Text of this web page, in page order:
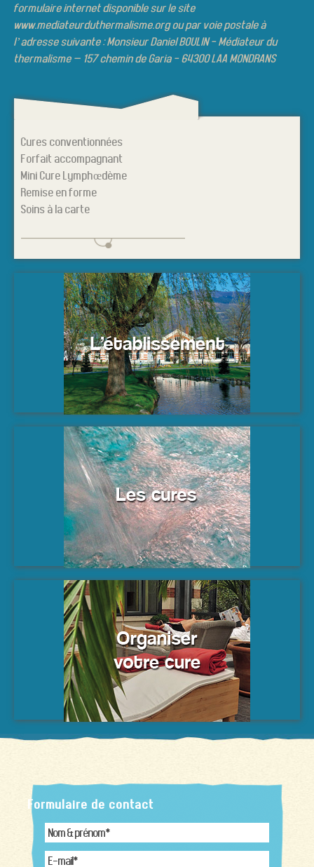
formulaire internet disponible sur le site
www.mediateurduthermalisme.orgou par voie postale à
l’adresse suivante : Monsieur Daniel BOULIN - Médiateur du
thermalisme – 157 chemin de Garia - 64300 LAA MONDRANS
Cures conventionnées
Forfait accompagnant
Mini Cure Lymphœdème
Remise en forme
Soins à la carte
Formulaire de contact